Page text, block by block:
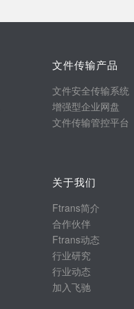
文件传输产品
文件安全传输系统
增强型企业网盘
文件传输管控平台
关于我们
Ftrans简介
合作伙伴
Ftrans动态
行业研究
行业动态
加入飞驰